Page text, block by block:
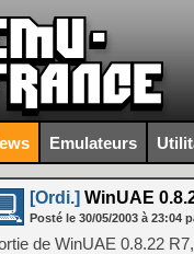
Emulateurs
[Ordi.] WinUAE
Posté le 30/05/2003 à 23:04
de WinUAE 0.8.22